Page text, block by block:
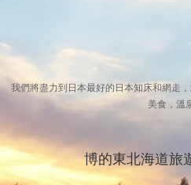
我們將盡力到日本最好的日本知床和網走
美食，溫
博的東北海道旅